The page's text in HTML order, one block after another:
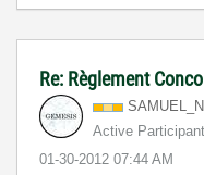
Re: Règlement
Active Participant
‎01-30-2012 07:44 AM